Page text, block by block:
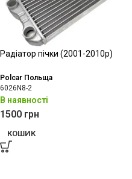
Радіатор пічки (2001-2010р)
Polcar Польща
6026N8-2
В наявності
1500 грн
КОШИК